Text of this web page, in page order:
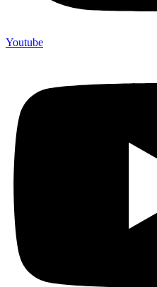
Youtube